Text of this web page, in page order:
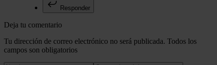
Responder
Deja tu comentario
Tu dirección de correo electrónico no será publicada. Todos los
campos son obligatorios